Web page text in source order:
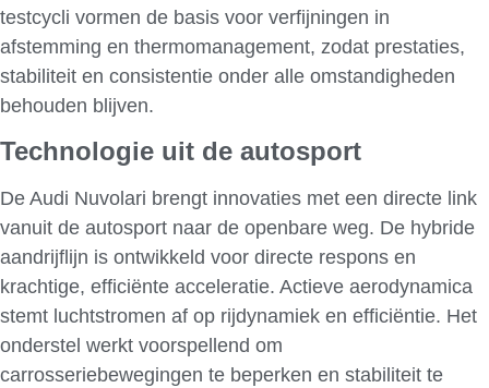
testcycli vormen de basis voor verfijningen in
afstemming en thermomanagement, zodat prestaties,
stabiliteit en consistentie onder alle omstandigheden
behouden blijven.
Technologie uit de autosport
De Audi Nuvolari brengt innovaties met een directe link
vanuit de autosport naar de openbare weg. De hybride
aandrijflijn is ontwikkeld voor directe respons en
krachtige, efficiënte acceleratie. Actieve aerodynamica
stemt luchtstromen af op rijdynamiek en efficiëntie. Het
onderstel werkt voorspellend om
carrosseriebewegingen te beperken en stabiliteit te